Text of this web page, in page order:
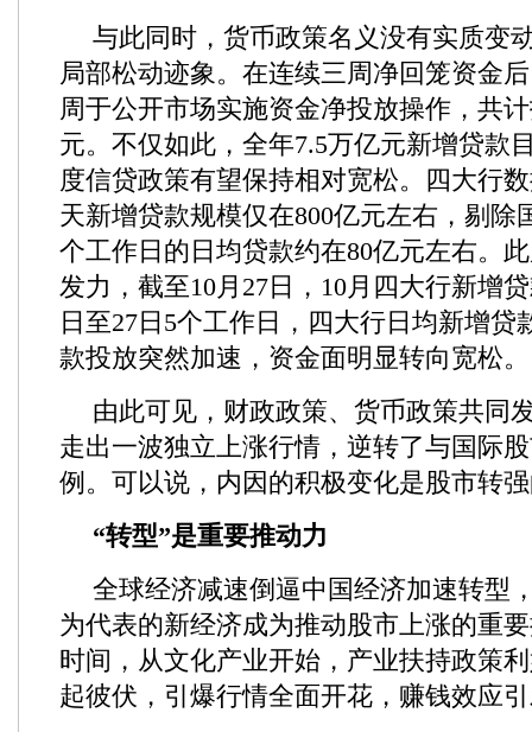
与此同时，货币政策名义没有实质变
局部松动迹象。在连续三周净回笼资金
周于公开市场实施资金净投放操作，共
元。不仅如此，全年7.5万亿元新增贷款
度信贷政策有望保持相对宽松。四大行
天新增贷款规模仅在800亿元左右，剔除
个工作日的日均贷款约在80亿元左右。
发力，截至10月27日，10月四大行新增
日至27日5个工作日，四大行日均新增贷
款投放突然加速，资金面明显转向宽松。
由此可见，财政政策、货币政策共同
走出一波独立上涨行情，逆转了与国际
例。可以说，内因的积极变化是股市转
“转型”是重要推动力
全球经济减速倒逼中国经济加速转型
为代表的新经济成为推动股市上涨的重
时间，从文化产业开始，产业扶持政策
起彼伏，引爆行情全面开花，赚钱效应